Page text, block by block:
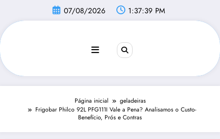
conteúdo
07/08/2026 1:37:40 PM
Página inicial
geladeiras
Frigobar Philco 92L PFG111I Vale a Pena? Analisamos o Custo-
Benefício, Prós e Contras